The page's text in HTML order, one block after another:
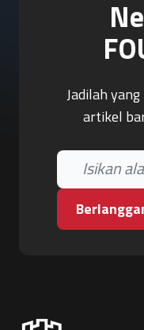
Jadilah
artikel